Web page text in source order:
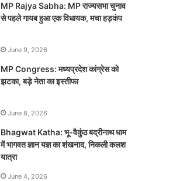
MP Rajya Sabha: MP राज्यसभा चुनाव
से पहले गायब हुआ एक विधायक, मचा हड़कंप
June 9, 2026
MP Congress: मध्यप्रदेश कांग्रेस को
झटका, बड़े नेता का इस्तीफा
June 8, 2026
Bhagwat Katha: भू-वैकुंठ बद्रीनाथ धाम
में भागवत ज्ञान यज्ञ का शंखनाद, निकली कलश
यात्रा
June 4, 2026